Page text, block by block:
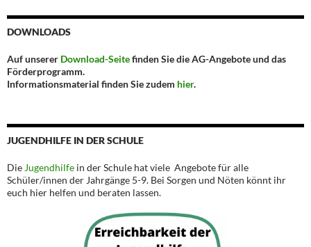
DOWNLOADS
Auf unserer Download-Seitefinden Sie die AG-Angebote und das
Förderprogramm.
Informationsmaterial finden Sie zudem hier.
JUGENDHILFE IN DER SCHULE
Die Jugendhilfe in der Schule hat viele Angebote für alle
Schüler/innen der Jahrgänge 5-9. Bei Sorgen und Nöten könnt ihr
euch hier helfen und beraten lassen.